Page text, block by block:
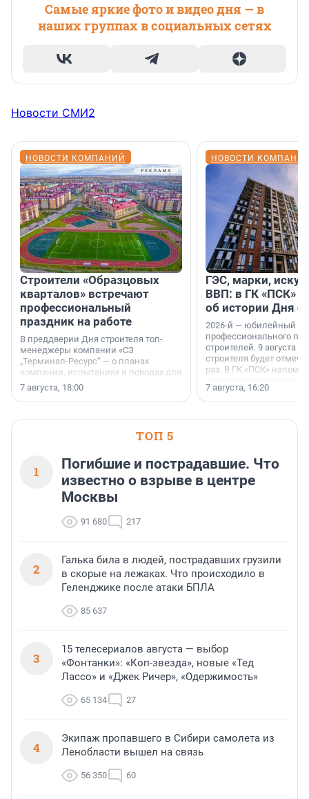
Самые яркие фото и видео дня — в
наших группах в социальных сетях
Новости СМИ2
НОВОСТИ КОМПАНИЙ
Строители «Образцовых
кварталов» встречают
профессиональный
праздник на работе
В преддверии Дня строителя топ-
менеджеры компании «СЗ
„Терминал-Ресурс“ — о планах
компании, испытаниях и поводах для
осторожного оптимизма.
7 августа, 18:00
НОВОСТИ
ГЭС, марки,
ВВП: в ГК «ПСК»
об истории Дня
2026-й — юбилейный
профессионального
строителей. 9 августа
строителя будет
раз. В ГК «ПСК»
поменялась роль
7 августа, 16:20
ТОП 5
1
Погибшие и пострадавшие. Что
известно о взрыве в центре
Москвы
91 680 217
2
Галька била в людей, пострадавших грузили
в скорые на лежаках. Что происходило в
Геленджике после атаки БПЛА
85 637
3
15 телесериалов августа — выбор
«Фонтанки»: «Коп-звезда», новые «Тед
Лассо» и «Джек Ричер», «Одержимость»
65 134 27
4
Экипаж пропавшего в Сибири самолета из
Ленобласти вышел на связь
56 350 60